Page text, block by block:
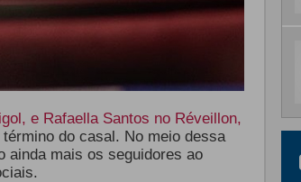
e Rafaella Santos no Réveillon,
do casal. No meio dessa
ainda mais os seguidores ao